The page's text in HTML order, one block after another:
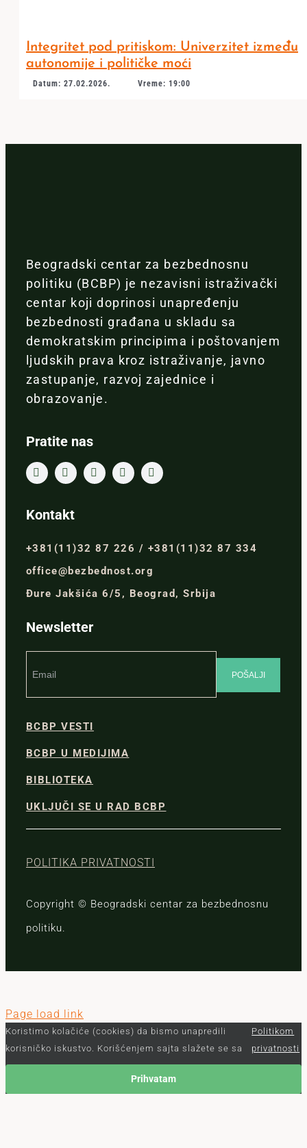
Integritet pod pritiskom: Univerzitet između
autonomije i političke moći
Datum: 27.02.2026. Vreme: 19:00
Beogradski centar za bezbednosnu
politiku (BCBP) je nezavisni istraživački
centar koji doprinosi unapređenju
bezbednosti građana u skladu sa
demokratskim principima i poštovanjem
ljudskih prava kroz istraživanje, javno
zastupanje, razvoj zajednice i
obrazovanje.
Pratite nas
Kontakt
+381(11)32 87 226 / +381(11)32 87 334
office@bezbednost.org
Đure Jakšića 6/5, Beograd, Srbija
Newsletter
BCBP VESTI
BCBP U MEDIJIMA
BIBLIOTEKA
UKLJUČI SE U RAD BCBP
POLITIKA PRIVATNOSTI
Copyright © Beogradski centar za bezbednosnu
politiku.
Page load link
Koristimo kolačiće (cookies) da bismo unapredili
korisničko iskustvo. Korišćenjem sajta slažete se sa
Politikom
privatnosti
Prihvatam